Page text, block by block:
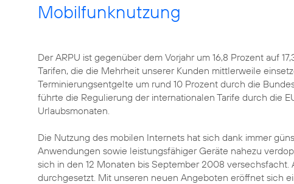
Mobilfunknutzung
Der ARPU ist gegenüber dem Vorjahr um 16,8 Prozent auf
Tarifen, die die Mehrheit unserer Kunden mittlerweile
Terminierungsentgelte um rund 10 Prozent durch die
führte die Regulierung der internationalen Tarife durch die
Urlaubsmonaten.
Die Nutzung des mobilen Internets hat sich dank immer
Anwendungen sowie leistungsfähiger Geräte nahezu
sich in den 12 Monaten bis September 2008
durchgesetzt. Mit unseren neuen Angeboten eröffnet sich